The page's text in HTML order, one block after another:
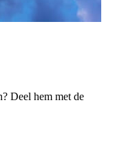
Deel hem met de